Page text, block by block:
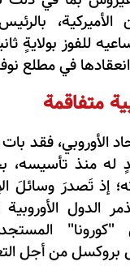
الأميركية،
للفوز بولايةٍ
في مطلع نوفمبر
متفاقمة
الأوروبي، فقد
له منذ
إذ تَصدرَ وسائلَ
الدول الأوروبية
بروكسل من أجل